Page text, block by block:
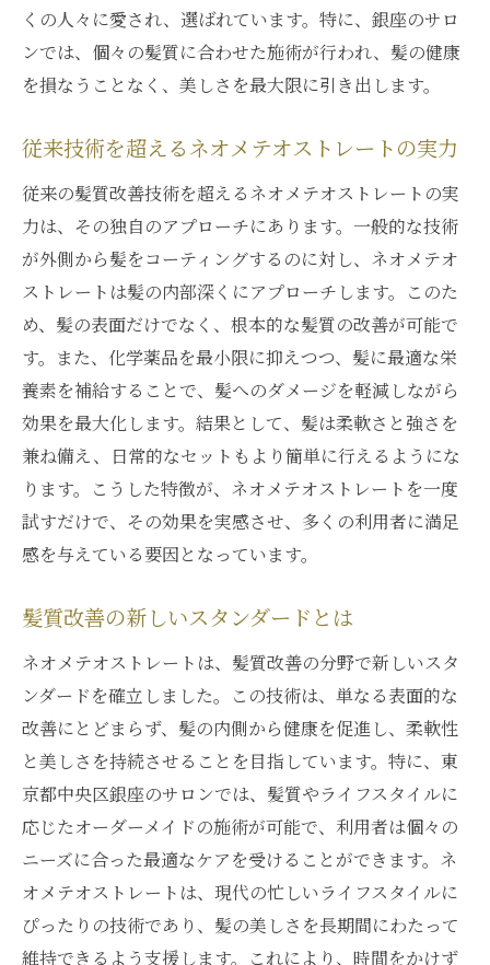
くの人々に愛され、選ばれています。特に、銀座のサロ
ンでは、個々の髪質に合わせた施術が行われ、髪の健康
を損なうことなく、美しさを最大限に引き出します。
従来技術を超えるネオメテオストレートの実力
従来の髪質改善技術を超えるネオメテオストレートの実
力は、その独自のアプローチにあります。一般的な技術
が外側から髪をコーティングするのに対し、ネオメテオ
ストレートは髪の内部深くにアプローチします。このた
め、髪の表面だけでなく、根本的な髪質の改善が可能で
す。また、化学薬品を最小限に抑えつつ、髪に最適な栄
養素を補給することで、髪へのダメージを軽減しながら
効果を最大化します。結果として、髪は柔軟さと強さを
兼ね備え、日常的なセットもより簡単に行えるようにな
ります。こうした特徴が、ネオメテオストレートを一度
試すだけで、その効果を実感させ、多くの利用者に満足
感を与えている要因となっています。
髪質改善の新しいスタンダードとは
ネオメテオストレートは、髪質改善の分野で新しいスタ
ンダードを確立しました。この技術は、単なる表面的な
改善にとどまらず、髪の内側から健康を促進し、柔軟性
と美しさを持続させることを目指しています。特に、東
京都中央区銀座のサロンでは、髪質やライフスタイルに
応じたオーダーメイドの施術が可能で、利用者は個々の
ニーズに合った最適なケアを受けることができます。ネ
オメテオストレートは、現代の忙しいライフスタイルに
ぴったりの技術であり、髪の美しさを長期間にわたって
維持できるよう支援します。これにより、時間をかけず